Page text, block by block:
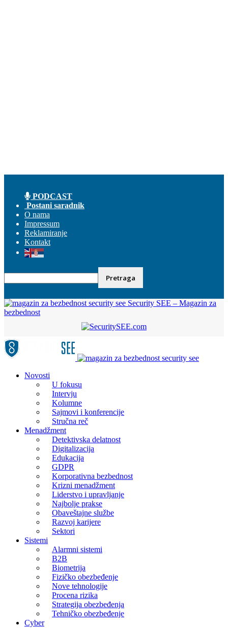
PODCAST
Postani saradnik
O nama
Impressum
Reklamiranje
Kontakt
Security SEE – Magazin za
bezbednost
Novosti
U fokusu
Intervju
Kolumne
Sajmovi i konferencije
Stručna reč
Menadžment
Detektivska delatnost
Digitalizacija
Edukacija
GDPR
Korporativna bezbednost
Krizni menadžment
Liderstvo i upravljanje
Najbolje prakse
Obaveštajne službe
Razvoj karijere
Sektori
Sistemi
Alarmni sistemi
B2B
Biometrija
Fizičko obezbeđenje
Nove tehnologije
Procena rizika
Strategija obezbeđenja
Tehničko obezbeđenje
Cyber